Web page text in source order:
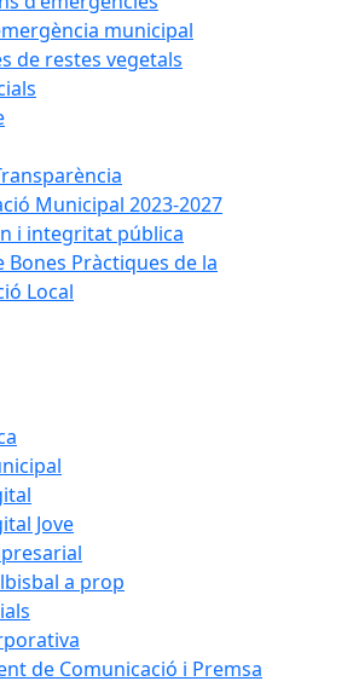
municipal
de restes vegetals
Municipal 2023-2027
i integritat pública
Bones Pràctiques de la
Local
Jove
a prop
de Comunicació i Premsa